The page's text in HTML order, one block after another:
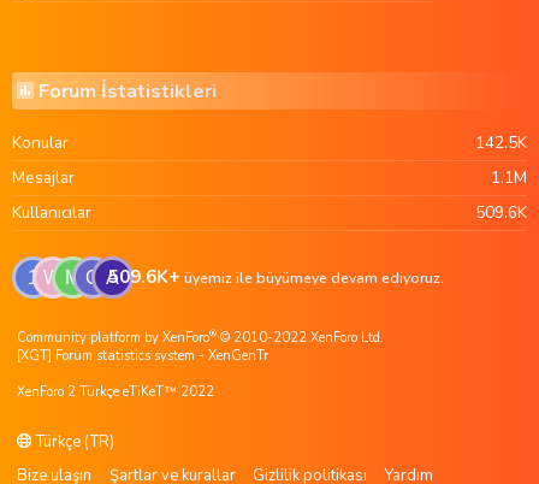
Forum İstatistikleri
Konular
142.5K
Mesajlar
1.1M
Kullanıcılar
509.6K
1 W M G A
509.6K+ üyemiz ile büyümeye devam ediyoruz.
Community platform by XenForo® © 2010-2022 XenForo Ltd.
[XGT] Forum statistics system - XenGenTr
XenForo 2 Türkçe eTiKeT™ 2022
Türkçe (TR)
Bize ulaşın
Şartlar ve kurallar Gizlilik politikası
Yardım